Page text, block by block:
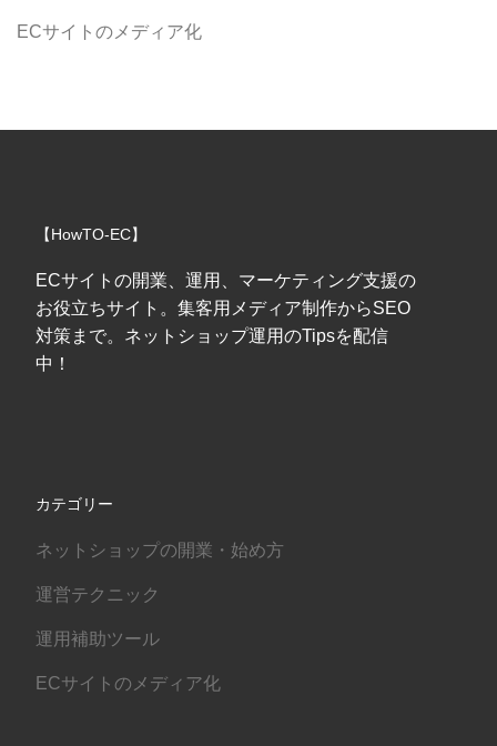
ECサイトのメディア化
【HowTO-EC】
ECサイトの開業、運用、マーケティング支援の
お役立ちサイト。集客用メディア制作からSEO
対策まで。ネットショップ運用のTipsを配信
中！
カテゴリー
ネットショップの開業・始め方
運営テクニック
運用補助ツール
ECサイトのメディア化